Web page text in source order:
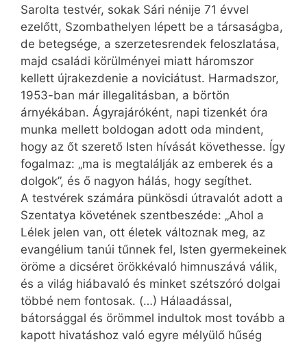
Sarolta testvér, sokak Sári nénije 71 évvel
ezelőtt, Szombathelyen lépett be a társaságba,
de betegsége, a szerzetesrendek feloszlatása,
majd családi körülményei miatt háromszor
kellett újrakezdenie a noviciátust. Harmadszor,
1953-ban már illegalitásban, a börtön
árnyékában. Ágyrajáróként, napi tizenkét óra
munka mellett boldogan adott oda mindent,
hogy az őt szerető Isten hívását követhesse. Így
fogalmaz: „ma is megtalálják az emberek és a
dolgok”, és ő nagyon hálás, hogy segíthet.
A testvérek számára pünkösdi útravalót adott a
Szentatya követének szentbeszéde: „Ahol a
Lélek jelen van, ott életek változnak meg, az
evangélium tanúi tűnnek fel, Isten gyermekeinek
öröme a dicséret örökkévaló himnuszává válik,
és a világ hiábavaló és minket szétszóró dolgai
többé nem fontosak. (…) Hálaadással,
bátorsággal és örömmel indultok most tovább a
kapott hivatáshoz való egyre mélyülő hűség